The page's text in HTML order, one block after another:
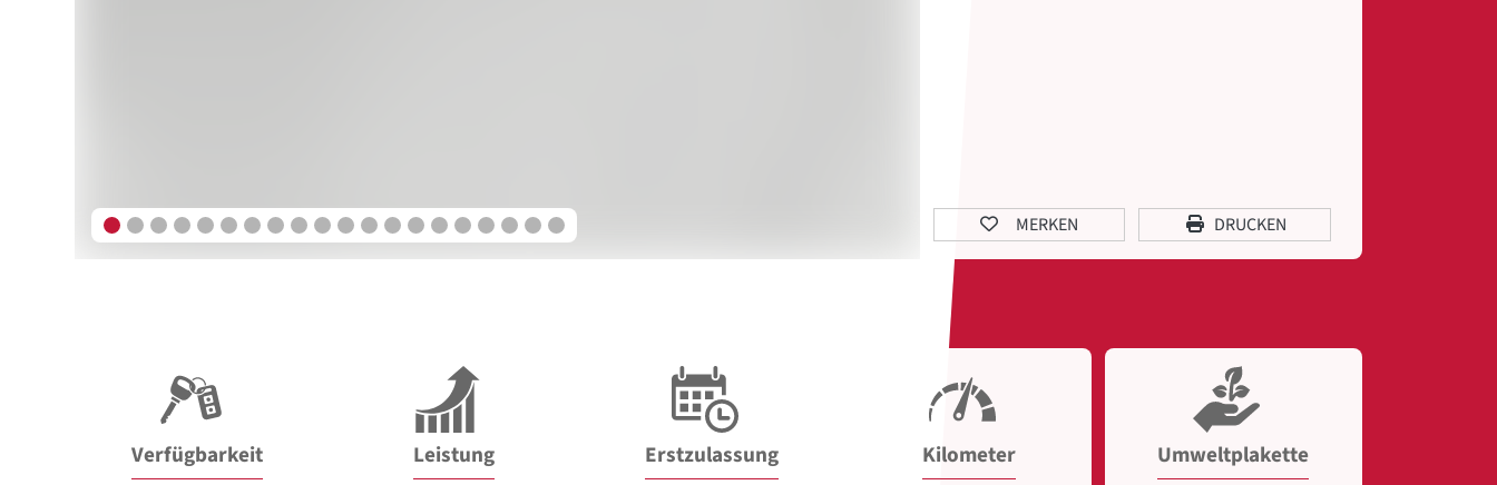
MERKEN DRUCKEN
Verfügbarkeit Leistung Erstzulassung Kilometer Umweltplakette